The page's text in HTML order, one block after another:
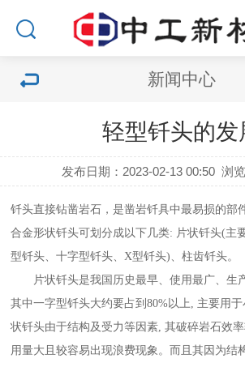
新闻中心
轻型钎头的发
发布日期：2023-02-13 00:50 浏
钎头直接钻凿岩石，是凿岩钎具中最易损的部
合金形状钎头可划分成以下几类: 片状钎头(主
型钎头、十字型钎头、X型钎头)、柱齿钎头。
片状钎头是我国历史最早、使用最广、生产
其中一字型钎头大约要占到80%以上, 主要用
状钎头由于结构及受力等因素, 其破碎岩石效
用量大且较容易出现浪费现象。而且其因为结